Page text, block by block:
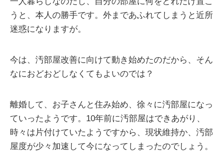
うと、本人の勝手です。外まであふれてしまうと近所
迷惑になりますが。
今は、汚部屋改善に向けて動き始めたのだから、そん
なにおどおどしなくてもよいのでは？
離婚して、お子さんと住み始め、徐々に汚部屋になっ
ていったようです。10年前に汚部屋はできあがり、
時々は片付けていたようですから、現状維持か、汚部
屋度が少々加速して今になってしまったのでしょう。